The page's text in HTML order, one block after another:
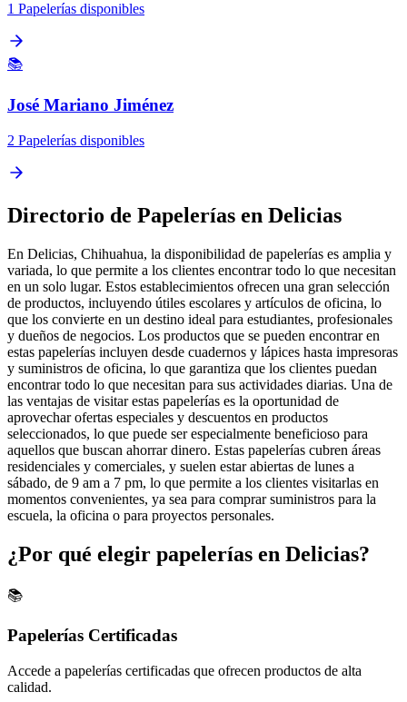
1 Papelerías disponibles
📚
José Mariano Jiménez
2 Papelerías disponibles
Directorio de Papelerías en Delicias
En Delicias, Chihuahua, la disponibilidad de papelerías es amplia y
variada, lo que permite a los clientes encontrar todo lo que necesitan
en un solo lugar. Estos establecimientos ofrecen una gran selección
de productos, incluyendo útiles escolares y artículos de oficina, lo
que los convierte en un destino ideal para estudiantes, profesionales
y dueños de negocios. Los productos que se pueden encontrar en
estas papelerías incluyen desde cuadernos y lápices hasta impresoras
y suministros de oficina, lo que garantiza que los clientes puedan
encontrar todo lo que necesitan para sus actividades diarias. Una de
las ventajas de visitar estas papelerías es la oportunidad de
aprovechar ofertas especiales y descuentos en productos
seleccionados, lo que puede ser especialmente beneficioso para
aquellos que buscan ahorrar dinero. Estas papelerías cubren áreas
residenciales y comerciales, y suelen estar abiertas de lunes a
sábado, de 9 am a 7 pm, lo que permite a los clientes visitarlas en
momentos convenientes, ya sea para comprar suministros para la
escuela, la oficina o para proyectos personales.
¿Por qué elegir papelerías en Delicias?
📚
Papelerías Certificadas
Accede a papelerías certificadas que ofrecen productos de alta
calidad.